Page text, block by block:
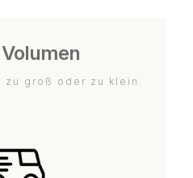
zu groß oder zu klein.